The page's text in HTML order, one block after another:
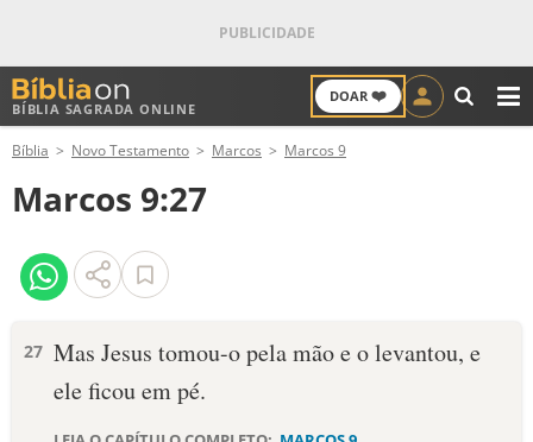
BÍBLIA SAGRADA ONLINE
DOAR ❤️
ANTIGO TESTAMENTO
NOVO TESTAMENTO
VERSÍCULOS
PALAVRA DO DIA
Bíblia Novo Testamento Marcos Marcos 9
Marcos 9:27
27 Mas Jesus tomou-o pela mão e o levantou, e
ele ficou em pé.